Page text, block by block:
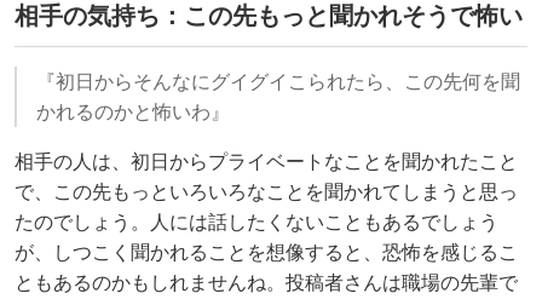
相手の気持ち：この先もっと聞かれそうで怖い
『初日からそんなにグイグイこられたら、この先何を聞
かれるのかと怖いわ』
相手の人は、初日からプライベートなことを聞かれたこと
で、この先もっといろいろなことを聞かれてしまうと思っ
たのでしょう。人には話したくないこともあるでしょう
が、しつこく聞かれることを想像すると、恐怖を感じるこ
ともあるのかもしれませんね。投稿者さんは職場の先輩で